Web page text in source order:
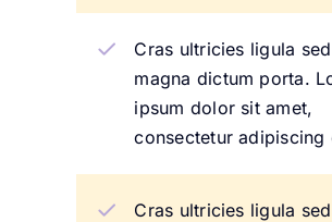
Cras ultricies ligula sed
magna dictum porta.
ipsum dolor sit amet,
consectetur adipiscing
Cras ultricies ligula sed